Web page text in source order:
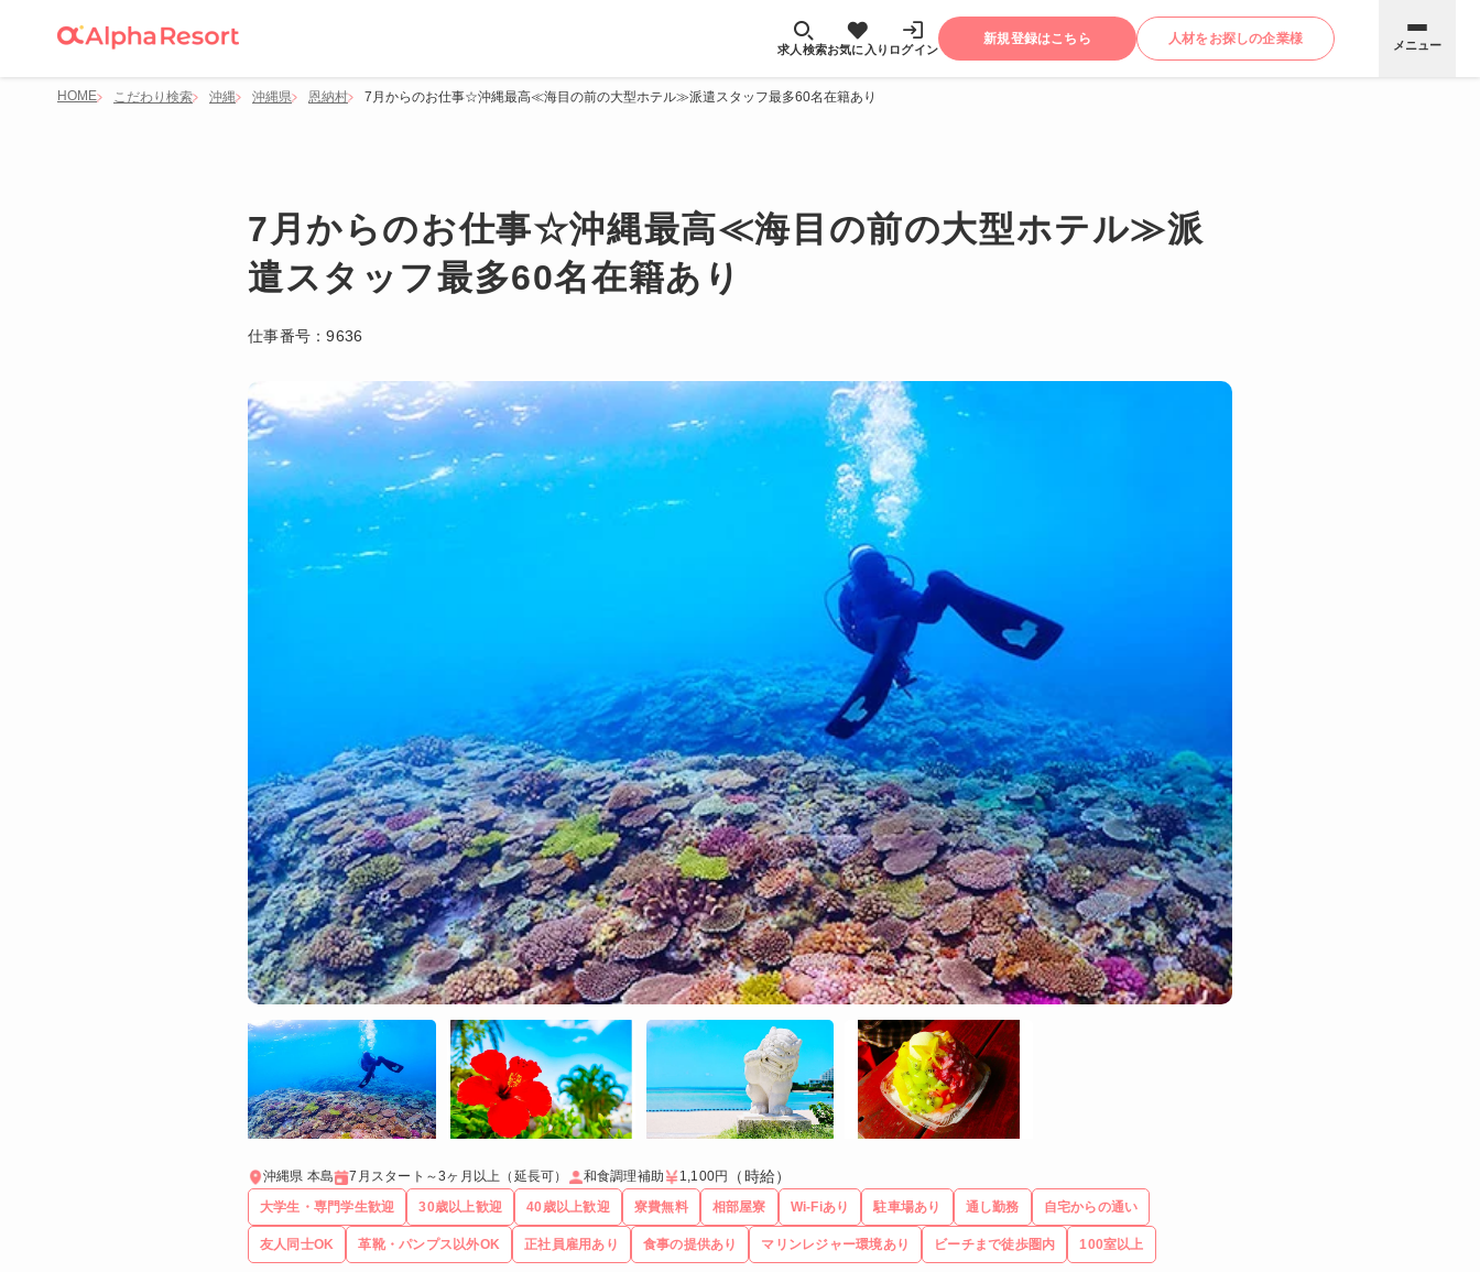
求人検索お気に入り ログイン
新規登録はこちら 人材をお探しの企業様 メニュー
HOME こだわり検索 沖縄 沖縄県 恩納村 7月からのお仕事☆沖縄最高≪海目の前の大型ホテル≫派遣スタッフ最多60名在籍あり
7月からのお仕事☆沖縄最高≪海目の前の大型ホテル≫派
遣スタッフ最多60名在籍あり
仕事番号：9636
沖縄県 本島 7月スタート～3ヶ月以上（延長可） 和食調理補助 1,100円 （時給）
大学生・専門学生歓迎 30歳以上歓迎 40歳以上歓迎 寮費無料 相部屋寮 Wi-Fiあり 駐車場あり 通し勤務 自宅からの通い
友人同士OK 革靴・パンプス以外OK 正社員雇用あり 食事の提供あり マリンレジャー環境あり ビーチまで徒歩圏内 100室以上